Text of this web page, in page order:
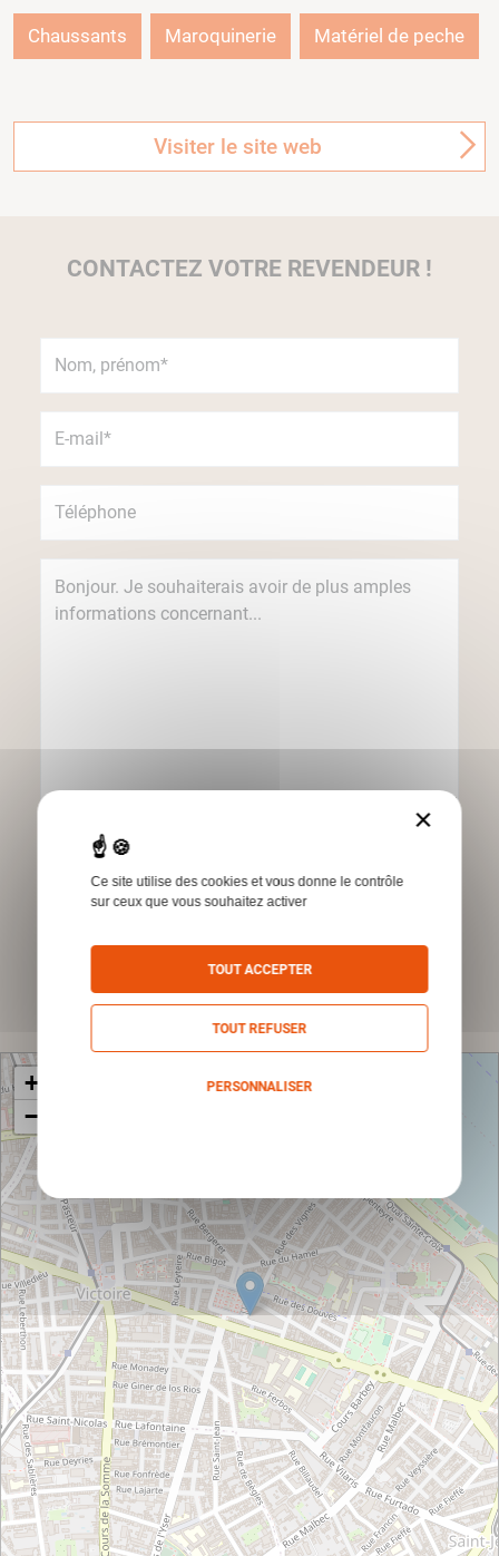
Chaussants Maroquinerie Matériel de peche
Visiter le site web
CONTACTEZ VOTRE REVENDEUR !
Je souhaite recevoir des informations
concernant les produits et services Humbert
par e-mail.
Envoyer
+
−
×
Ce site utilise des cookies et vous donne le contrôle
sur ceux que vous souhaitez activer
TOUT ACCEPTER
TOUT REFUSER
PERSONNALISER